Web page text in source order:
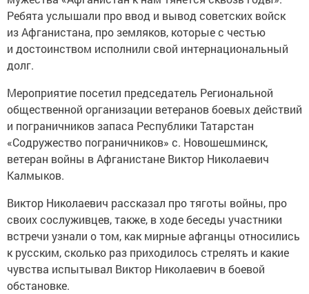
Ребята услышали про ввод и вывод советских войск
из Афганистана, про земляков, которые с честью
и достоинством исполнили свой интернациональный
долг.
Мероприятие посетил председатель Региональной
общественной организации ветеранов боевых действий
и пограничников запаса Республики Татарстан
«Содружество пограничников» с. Новошешминск,
ветеран войны в Афганистане Виктор Николаевич
Калмыков.
Виктор Николаевич рассказал про тяготы войны, про
своих сослуживцев, также, в ходе беседы участники
встречи узнали о том, как мирные афганцы относились
к русским, сколько раз приходилось стрелять и какие
чувства испытывал Виктор Николаевич в боевой
обстановке.